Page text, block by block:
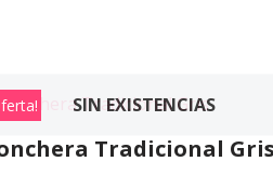
SIN EXISTENCIAS
Tradicional Gris